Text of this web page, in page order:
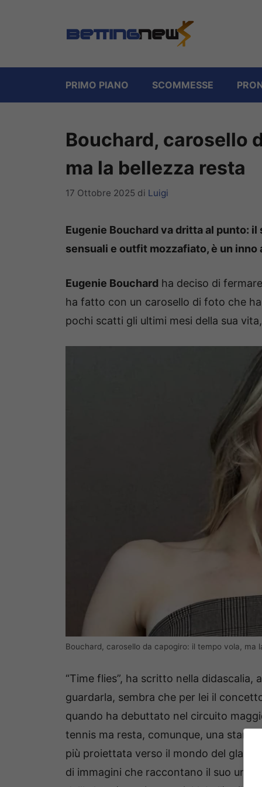
PRIMO PIANO SCOMMESSE
Bouchard, carosello
ma la bellezza resta
17 Ottobre 2025 di Luigi
Eugenie Bouchard va dritta al punto:
sensuali e outfit mozzafiato, è un inno
Eugenie Bouchard ha deciso di
ha fatto con un carosello di foto che
pochi scatti gli ultimi mesi della sua
Bouchard, carosello da capogiro: il tempo vola, ma
“Time flies”, ha scritto nella didascalia,
guardarla, sembra che per lei il
quando ha debuttato nel circuito
tennis ma resta, comunque, una star di
più proiettata verso il mondo del
di immagini che raccontano il suo